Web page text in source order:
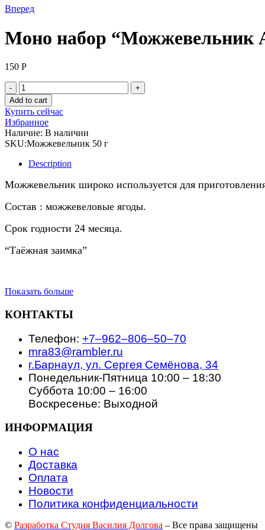
Вперед
Моно набор “Можжевельник
150 Р
Моно
набор
"Можжевельник
Алтайский"
50
гр
quantity
Add to cart
Купить сейчас
Избранное
Наличие: В наличии
SKU:Можжевельник 50 г
Description
Можжевельник широко используется для
Состав : можжевеловые ягоды.
Срок годности 24 месяца.
“Таёжная заимка”
Показать больше
КОНТАКТЫ
Телефон: +7‒962‒806‒50‒70
mra83@rambler.ru
г.Барнаул, ул. Сергея Семёнова, 34
Понедельник-Пятница 10:00 – 18:30
Суббота 10:00 – 16:00
Воскресенье: Выходной
ИНФОРМАЦИЯ
О нас
Доставка
Оплата
Новости
Политика конфиденциальности
© Разработка Студия Василия Долгова – Все права защищены